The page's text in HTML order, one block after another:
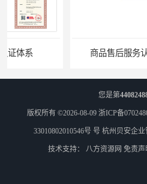
商品售后服务认证公司
您是第
版权所有 ©2026-08-09 浙ICP备
33010802010546号 号 杭州贝安企业
技术支持： 八方资源网 免责声